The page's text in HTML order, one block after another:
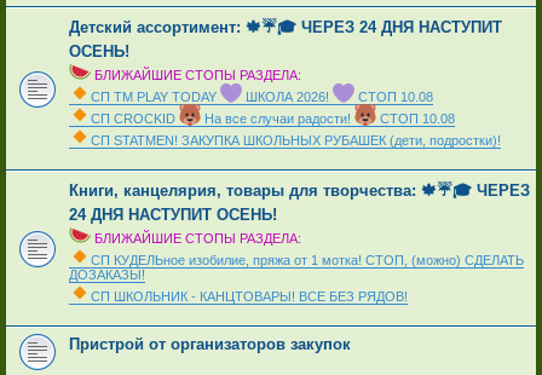
Детский ассортимент: 🍁☔🎓 ЧЕРЕЗ 24 ДНЯ НАСТУПИТ
ОСЕНЬ!
БЛИЖАЙШИЕ СТОПЫ РАЗДЕЛА:
СП ТМ PLAY TODAY
ШКОЛА 2026!
СТОП 10.08
СП CROCKID
На все случаи радости!
СТОП 10.08
СП STATMEN! ЗАКУПКА ШКОЛЬНЫХ РУБАШЕК (дети, подростки)!
Книги, канцелярия, товары для творчества: 🍁☔🎓 ЧЕРЕЗ
24 ДНЯ НАСТУПИТ ОСЕНЬ!
БЛИЖАЙШИЕ СТОПЫ РАЗДЕЛА:
СП КУДЕЛЬное изобилие, пряжа от 1 мотка! СТОП, (можно) СДЕЛАТЬ
ДОЗАКАЗЫ!
СП ШКОЛЬНИК - КАНЦТОВАРЫ! ВСЕ БЕЗ РЯДОВ!
Пристрой от организаторов закупок